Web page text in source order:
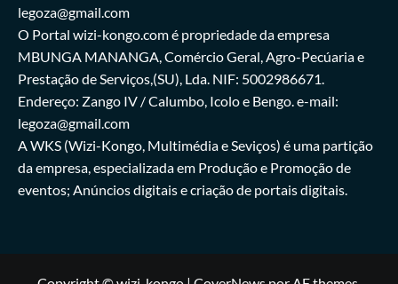
legoza@gmail.com
O Portal wizi-kongo.com é propriedade da empresa
MBUNGA MANANGA, Comércio Geral, Agro-Pecúaria e
Prestação de Serviços,(SU), Lda. NIF: 5002986671.
Endereço: Zango IV / Calumbo, Icolo e Bengo. e-mail:
legoza@gmail.com
A WKS (Wizi-Kongo, Multimédia e Seviços) é uma partição
da empresa, especializada em Produção e Promoção de
eventos; Anúncios digitais e criação de portais digitais.